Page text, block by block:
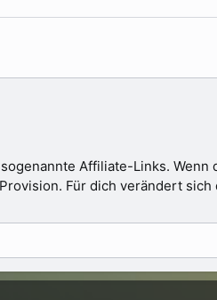
Affiliate-Links.
Für dich verändert sich